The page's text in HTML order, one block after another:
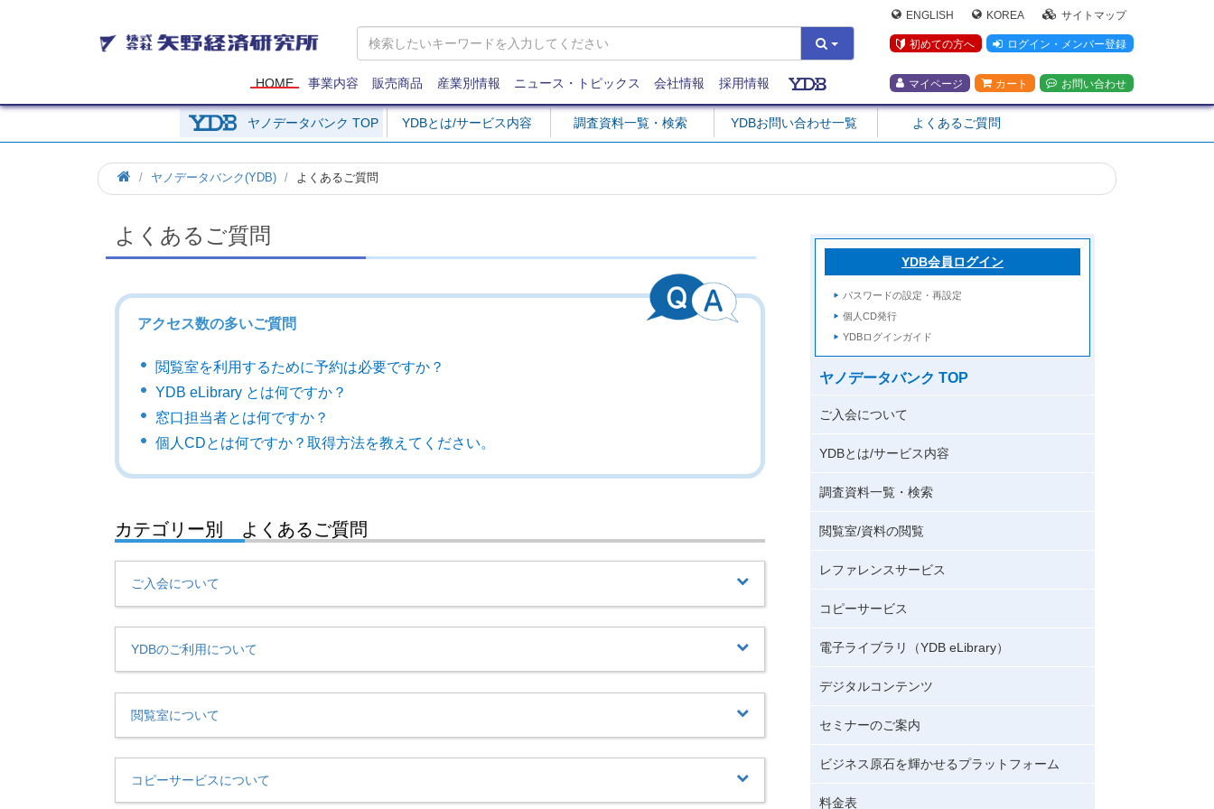
矢
野
研
究
所
ENGLISH KOREA サイトマップ
初めての方へ ログイン・メンバー登録
マイページ カート お問い合わせ
HOME 事業内容 販売商品 産業別情報 ニュース・トピックス 会社情報 採用情報
ヤノデータバンク TOP YDBとは/サービス内容 調査資料一覧・検索 YDBお問い合わせ一覧 よくあるご質問
ヤノデータバンク(YDB) よくあるご質問
よくあるご質問
アクセス数の多いご質問
閲覧室を利用するために予約は必要ですか？
YDB eLibrary とは何ですか？
窓口担当者とは何ですか？
個人CDとは何ですか？取得方法を教えてください。
カテゴリー別 よくあるご質問
ご入会について
YDBのご利用について
閲覧室について
コピーサービスについて
YDB会員ログイン
パスワードの設定・再設定
個人CD発行
YDBログインガイド
ヤノデータバンク TOP
ご入会について
YDBとは/サービス内容
調査資料一覧・検索
閲覧室/資料の閲覧
レファレンスサービス
コピーサービス
電子ライブラリ（YDB eLibrary）
デジタルコンテンツ
セミナーのご案内
ビジネス原石を輝かせるプラットフォーム
料金表